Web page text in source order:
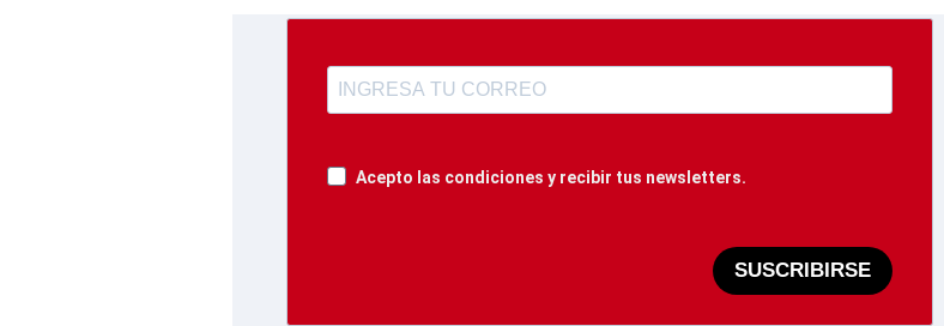
Acepto las condiciones y recibir tus newsletters.
SUSCRIBIRSE